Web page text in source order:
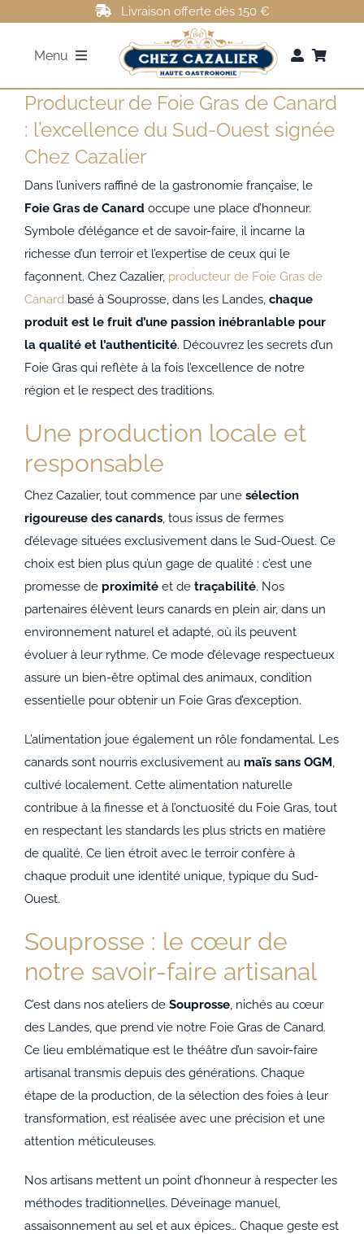
contenu
Livraison offerte dès 150 €
Menu
FOIE GRAS
ROTI DE CANARD
MAGRETS DE CANARD
CONFITS DE CANARD
AUTRES
ACCOMPAGNEMENTS
AVANTAGES
0
Producteur de Foie Gras de Canard
: l’excellence du Sud-Ouest signée
Chez Cazalier
Dans l’univers raffiné de la gastronomie française, le
Foie Gras de Canard occupe une place d’honneur.
Symbole d’élégance et de savoir-faire, il incarne la
richesse d’un terroir et l’expertise de ceux qui le
façonnent. Chez Cazalier, producteur de Foie Gras de
Canard basé à Souprosse, dans les Landes, chaque
produit est le fruit d’une passion inébranlable pour
la qualité et l’authenticité. Découvrez les secrets d’un
Foie Gras qui reflète à la fois l’excellence de notre
région et le respect des traditions.
Une production locale et
responsable
Chez Cazalier, tout commence par une sélection
rigoureuse des canards, tous issus de fermes
d’élevage situées exclusivement dans le Sud-Ouest. Ce
choix est bien plus qu’un gage de qualité : c’est une
promesse de proximité et de traçabilité. Nos
partenaires élèvent leurs canards en plein air, dans un
environnement naturel et adapté, où ils peuvent
évoluer à leur rythme. Ce mode d’élevage respectueux
assure un bien-être optimal des animaux, condition
essentielle pour obtenir un Foie Gras d’exception.
L’alimentation joue également un rôle fondamental. Les
canards sont nourris exclusivement au maïs sans OGM,
cultivé localement. Cette alimentation naturelle
contribue à la finesse et à l’onctuosité du Foie Gras, tout
en respectant les standards les plus stricts en matière
de qualité. Ce lien étroit avec le terroir confère à
chaque produit une identité unique, typique du Sud-
Ouest.
Souprosse : le cœur de
notre savoir-faire artisanal
C’est dans nos ateliers de Souprosse, nichés au cœur
des Landes, que prend vie notre Foie Gras de Canard.
Ce lieu emblématique est le théâtre d’un savoir-faire
artisanal transmis depuis des générations. Chaque
étape de la production, de la sélection des foies à leur
transformation, est réalisée avec une précision et une
attention méticuleuses.
Nos artisans mettent un point d’honneur à respecter les
méthodes traditionnelles. Déveinage manuel,
assaisonnement au sel et aux épices… Chaque geste est